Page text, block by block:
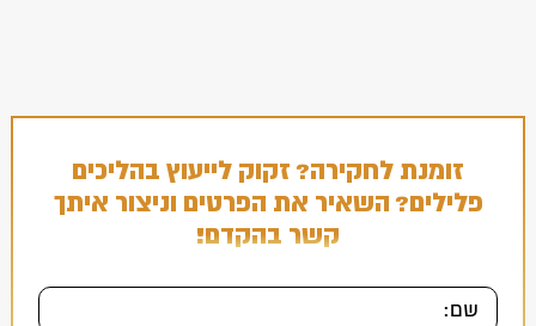
זומנת לחקירה? זקוק לייעוץ בהליכים
פלילים? השאיר את הפרטים וניצור איתך
קשר בהקדם!